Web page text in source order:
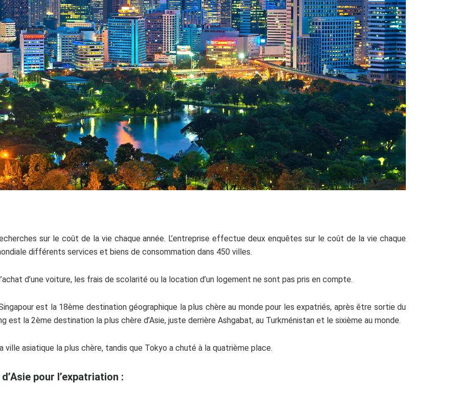
sur le coût de la vie chaque année. L’entreprise effectue deux enquêtes sur le coût de la vie chaque
différents services et biens de consommation dans 450 villes.
d’une voiture, les frais de scolarité ou la location d’un logement ne sont pas pris en compte.
est la 18ème destination géographique la plus chère au monde pour les expatriés, après être sortie du
est la 2ème destination la plus chère d’Asie, juste derrière Ashgabat, au Turkménistan et le sixième au monde.
asiatique la plus chère, tandis que Tokyo a chuté à la quatrième place.
pour l’expatriation :